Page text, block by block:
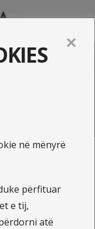
njëjti
✕
në mënyrë
përfituar
e tij,
atë